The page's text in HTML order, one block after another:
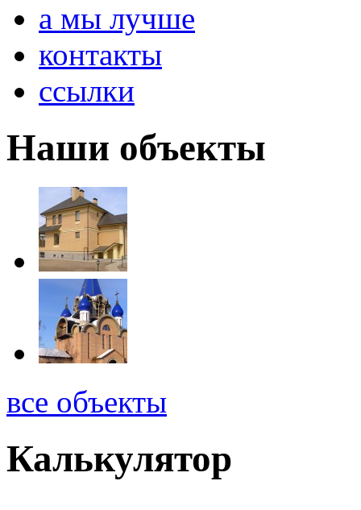
а мы лучше
контакты
ссылки
Наши объекты
все объекты
Калькулятор